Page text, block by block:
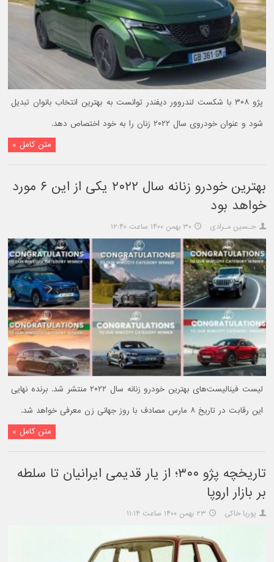
پژو ۳۰۸ با شکست لندروور دیفندر توانست به بهترین انتخاب بانوان تبدیل
شود و عنوان خودروی سال ۲۰۲۲ زنان را به خود اختصاص دهد.
متن کامل »
بهترین خودرو زنانه سال ۲۰۲۲ یکی از این ۶ مورد
خواهد بود
حـسین مـرادی ۳۰ بهمن ۱۴۰۰ ساعت ۱۲:۴۰
لیست فینالیست‌های بهترین خودرو زنانه سال ۲۰۲۲ منتشر شد. برنده نهایی
این رقابت در تاریخ ۸ مارس مصادف با روز جهانی زن معرفی خواهد شد.
متن کامل »
تاریخچه پژو ۳۰۰؛ از یار قدیمی ایرانیان تا سلطه
بر بازار اروپا
پوریا خاکی ۲۳ بهمن ۱۴۰۰ ساعت ۱۱:۱۴